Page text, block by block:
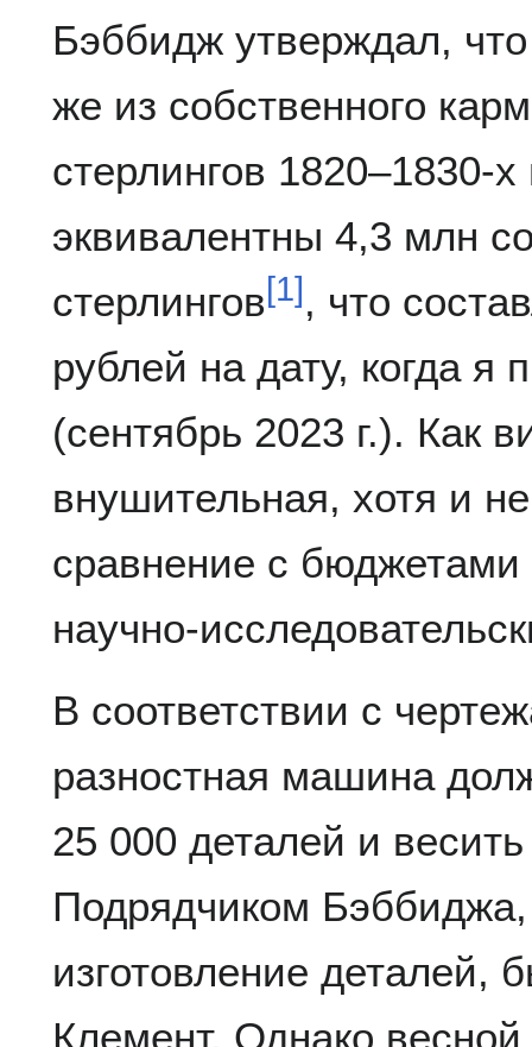
Бэббидж утверждал, что
же из собственного
стерлингов 1820–1830-х
эквивалентны 4,3 млн
стерлингов[1] , что
рублей на дату, когда я
(сентябрь 2023 г.). Как
внушительная, хотя и
сравнение с
научно-
В соответствии с
разностная машина
25 000 деталей и
Подрядчиком
изготовление
Клемент. Однако